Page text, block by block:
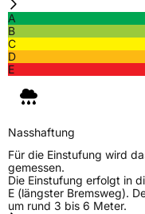
ElektroJa
Empfohlen für Land
NasshaftungC
Rollgeräusch (Klasse) B
A
B
C
D
E
Nasshaftung
Für die Einstufung wird
gemessen.
Die Einstufung erfolgt in
E (längster Bremsweg).
um rund 3 bis 6 Meter.